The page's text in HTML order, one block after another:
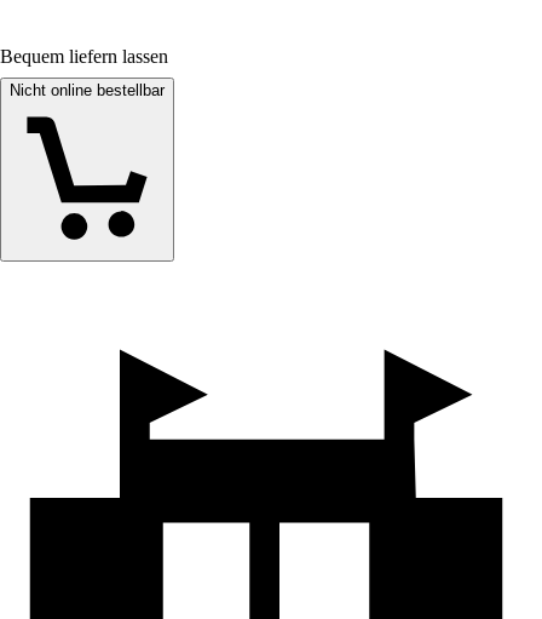
Bequem liefern lassen
Nicht online bestellbar